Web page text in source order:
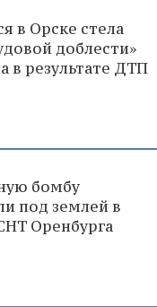
в Орске стела
доблести»
в результате ДТП
бомбу
под землей в
Оренбурга